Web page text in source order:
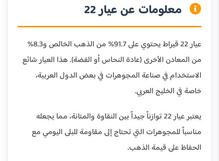
معلومات عن عيار 22
عيار 22 قيراط يحتوي على 91.7% من الذهب الخالص و8.3%
من المعادن الأخرى (عادة النحاس أو الفضة). هذا العيار شائع
الاستخدام في صناعة المجوهرات في بعض الدول العربية،
خاصة في الخليج العربي.
يعتبر عيار 22 توازناً جيداً بين النقاوة والمتانة، مما يجعله
مناسباً للمجوهرات التي تحتاج إلى مقاومة للبلى اليومي مع
الحفاظ على قيمة الذهب.